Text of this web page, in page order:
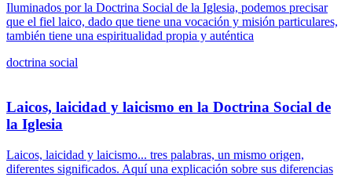
Iluminados por la Doctrina Social de la Iglesia, podemos precisar
que el fiel laico, dado que tiene una vocación y misión particulares,
también tiene una espiritualidad propia y auténtica
doctrina social
Laicos, laicidad y laicismo en la Doctrina Social de
la Iglesia
Laicos, laicidad y laicismo... tres palabras, un mismo origen,
diferentes significados. Aquí una explicación sobre sus diferencias